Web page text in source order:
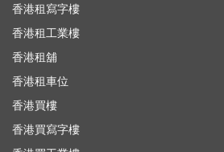
香港租寫字樓
香港租工業樓
香港租舖
香港租車位
香港買樓
香港買寫字樓